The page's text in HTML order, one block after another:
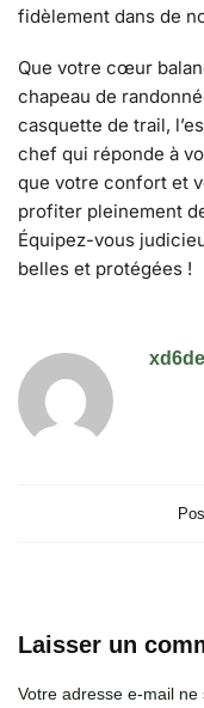
fidèlement dans de
Que votre cœur
chapeau de
casquette de trail,
chef qui réponde à
que votre confort et
profiter pleinement
Équipez-vous
belles et protégées !
xd6de
Laisser un
Votre adresse e-mail ne